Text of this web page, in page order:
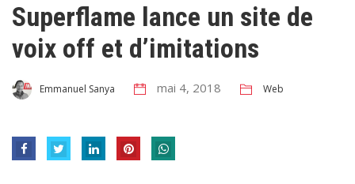
Superflame lance un site de
voix off et d’imitations
Emmanuel Sanya mai 4, 2018 Web